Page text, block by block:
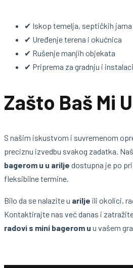
✔ Iskop temelja, septičkih jama
✔ Uređenje terena i okućnica
✔ Rušenje manjih objekata
✔ Priprema za gradnju i
Zašto Baš Mi
S našim iskustvom i suvremenom
preciznu izvedbu svakog zadatka.
bagerom u u arilje dostupna je po
fleksibilne termine.
Bilo da se nalazite u arilje ili okolici,
Kontaktirajte nas već danas i
radovi s mini bagerom u u vašem